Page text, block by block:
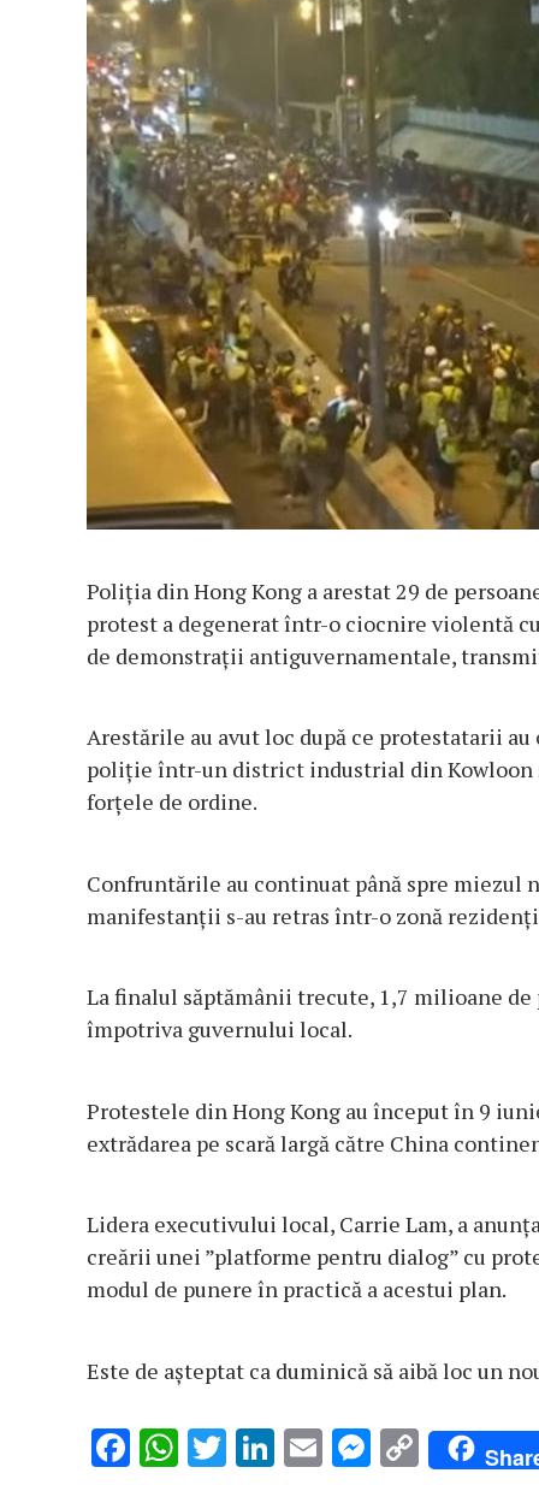
Poliţia din Hong Kong a arestat 29 de
protest a degenerat într-o ciocnire violentă
de demonstraţii antiguvernamentale,
Arestările au avut loc după ce protestatarii
poliţie într-un district industrial din Kowloon
forţele de ordine.
Confruntările au continuat până spre miezul
manifestanţii s-au retras într-o zonă
La finalul săptămânii trecute, 1,7 milioane
împotriva guvernului local.
Protestele din Hong Kong au început în 9
extrădarea pe scară largă către China
Lidera executivului local, Carrie Lam, a
creării unei ”platforme pentru dialog” cu
modul de punere în practică a acestui plan.
Este de aşteptat ca duminică să aibă loc un
F W T Li E M C